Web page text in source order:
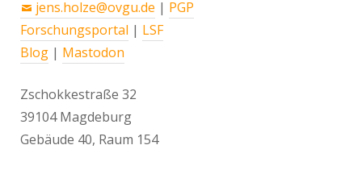
jens.holze@ovgu.de | PGP
Forschungsportal | LSF
Blog | Mastodon
Zschokkestraße 32
39104 Magdeburg
Gebäude 40, Raum 154